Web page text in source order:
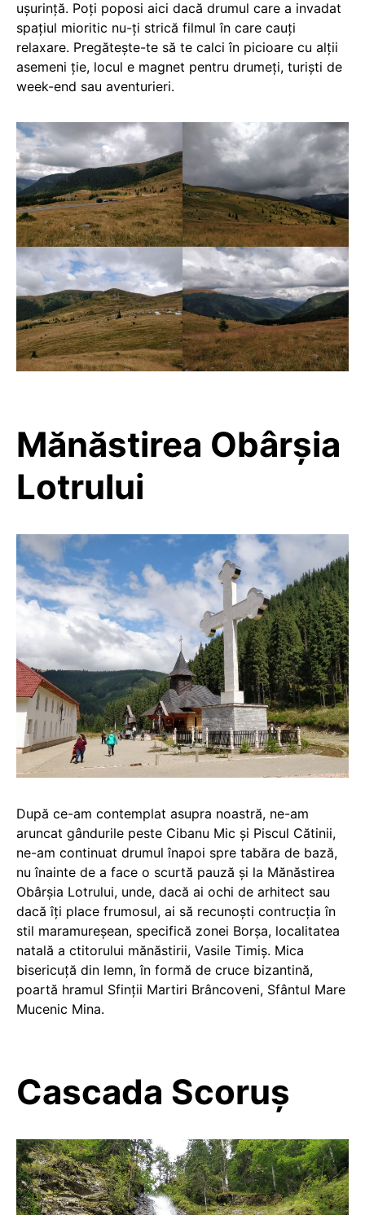
ușurință. Poți poposi aici dacă drumul care a invadat
spațiul mioritic nu-ți strică filmul în care cauți
relaxare. Pregătește-te să te calci în picioare cu alții
asemeni ție, locul e magnet pentru drumeți, turiști de
week-end sau aventurieri.
Mănăstirea Obârșia
Lotrului
După ce-am contemplat asupra noastră, ne-am
aruncat gândurile peste Cibanu Mic și Piscul Cătinii,
ne-am continuat drumul înapoi spre tabăra de bază,
nu înainte de a face o scurtă pauză și la Mănăstirea
Obârșia Lotrului, unde, dacă ai ochi de arhitect sau
dacă îți place frumosul, ai să recunoști contrucția în
stil maramureşean, specifică zonei Borşa, localitatea
natală a ctitorului mănăstirii, Vasile Timiş. Mica
bisericuță din lemn, în formă de cruce bizantină,
poartă hramul Sfinţii Martiri Brâncoveni, Sfântul Mare
Mucenic Mina.
Cascada Scoruș